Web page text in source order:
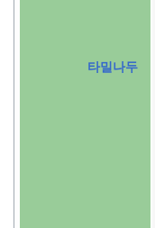
타밀나두